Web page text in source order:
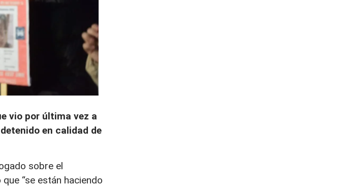
vio por última vez a
detenido en calidad de
sobre el
“se están haciendo